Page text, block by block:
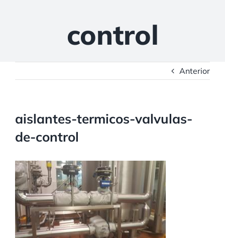
control
Anterior
aislantes-termicos-valvulas-
de-control